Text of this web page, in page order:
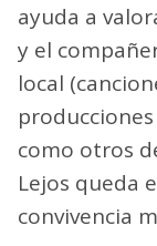
ayuda a
y el
local
como otros
Lejos queda
convivencia